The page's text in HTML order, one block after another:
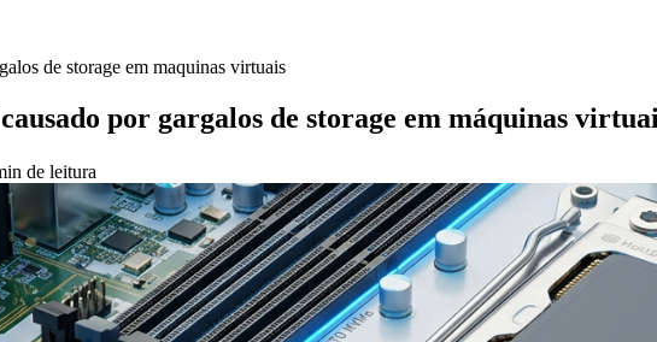
de storage em maquinas virtuais
por gargalos de storage em máquinas
de leitura